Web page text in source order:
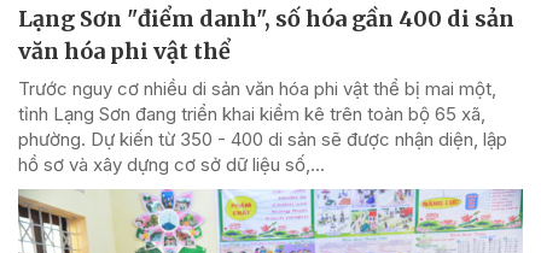
Lạng Sơn "điểm danh", số hóa gần 400 di sản
văn hóa phi vật thể
Trước nguy cơ nhiều di sản văn hóa phi vật thể bị mai một,
tỉnh Lạng Sơn đang triển khai kiểm kê trên toàn bộ 65 xã,
phường. Dự kiến từ 350 - 400 di sản sẽ được nhận diện, lập
hồ sơ và xây dựng cơ sở dữ liệu số,...